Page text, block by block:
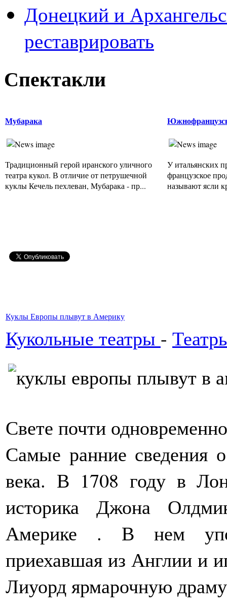
Донецкий и
реставрировать
Спектакли
Мубарака
Традиционный герой иранского уличного
театра кукол. В отличие от петрушечной
куклы Кечель пехлеван, Мубарака - пр...
У итальянских
французское
называют ясли
Куклы Европы плывут в Америку
Кукольные театры -
Свете почти
Самые ранние сведения
века. В 1708 году в
историка Джона
Америке . В нем
приехавшая из Англии и
Лиуорд ярмарочную драму